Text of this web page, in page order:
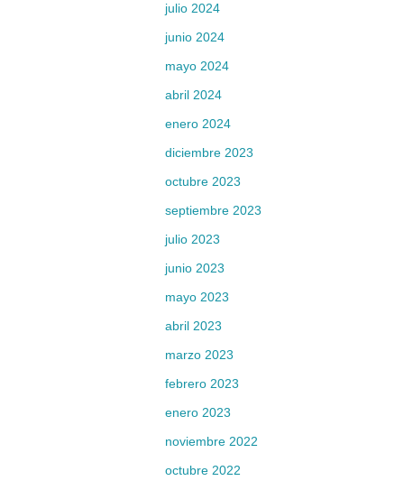
julio 2024
junio 2024
mayo 2024
abril 2024
enero 2024
diciembre 2023
octubre 2023
septiembre 2023
julio 2023
junio 2023
mayo 2023
abril 2023
marzo 2023
febrero 2023
enero 2023
noviembre 2022
octubre 2022